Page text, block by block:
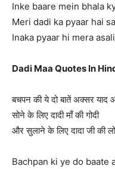
Inke baare mein bhala
Meri dadi ka pyaar hai
Inaka pyaar hi mera
Dadi Maa Quotes In
बचपन की ये दो बातें अक्सर याद
सोने के लिए दादी माँ की गोदी
और सुलाने के लिए दादा जी की
Bachpan ki ye do baate